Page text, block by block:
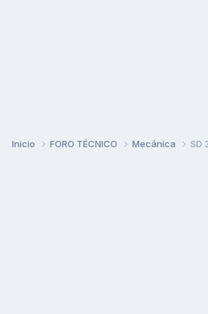
Inicio FORO TÉCNICO Mecánica SD